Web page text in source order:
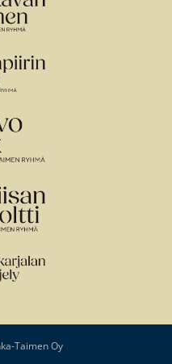
Taimen Oy